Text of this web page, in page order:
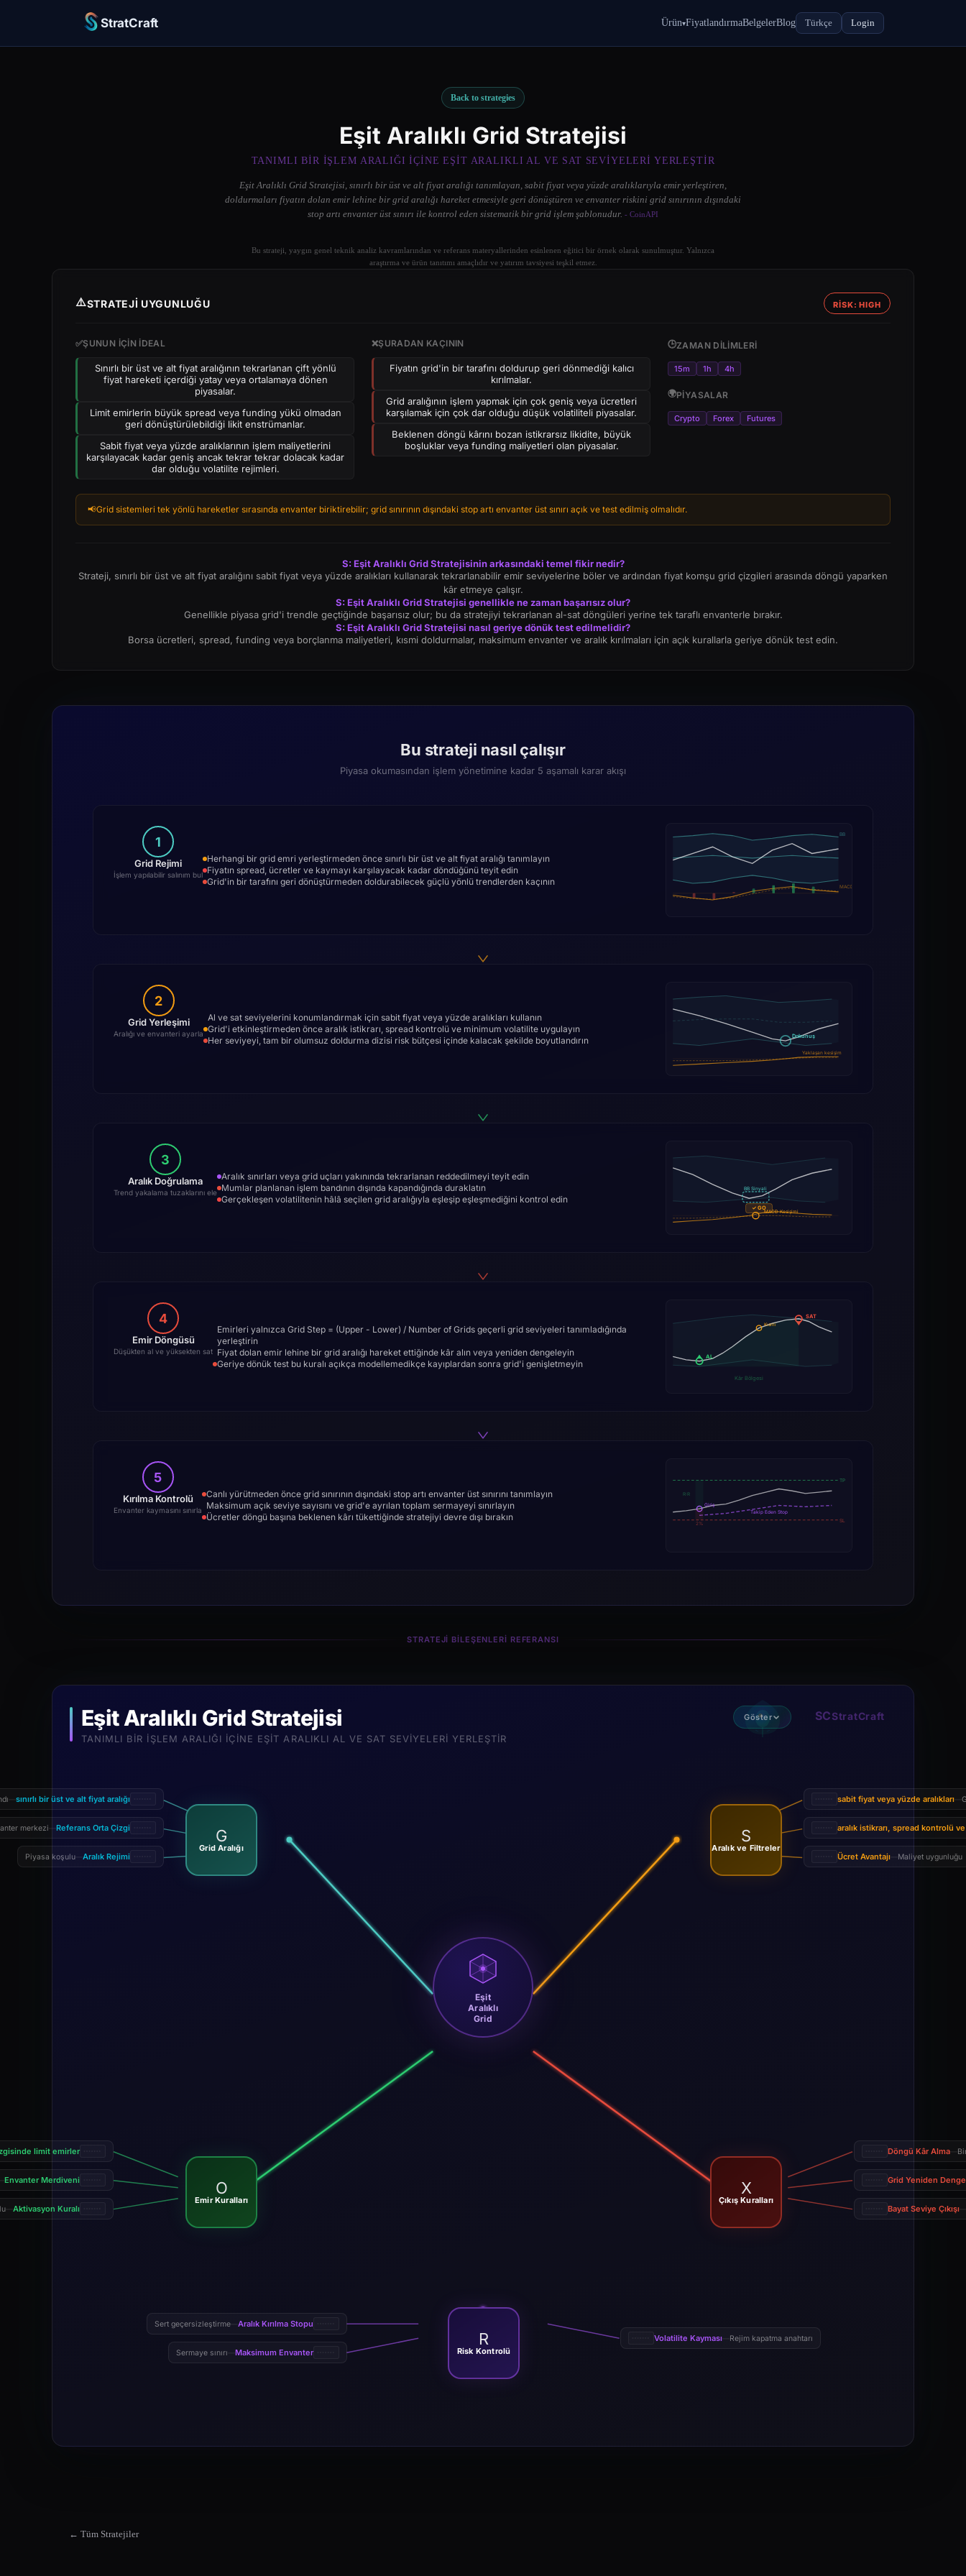
StratCraft Ürün▾FiyatlandırmaBelgelerBlog Türkçe Login
Back to strategies
Eşit Aralıklı Grid Stratejisi
TANIMLI BIR IŞLEM ARALIĞI IÇINE EŞIT ARALIKLI AL VE SAT SEVIYELERI YERLEŞTIR
Eşit Aralıklı Grid Stratejisi, sınırlı bir üst ve alt fiyat aralığı tanımlayan, sabit fiyat veya yüzde aralıklarıyla emir yerleştiren,
doldurmaları fiyatın dolan emir lehine bir grid aralığı hareket etmesiyle geri dönüştüren ve envanter riskini grid sınırının dışındaki
stop artı envanter üst sınırı ile kontrol eden sistematik bir grid işlem şablonudur. - CoinAPI
Bu strateji, yaygın genel teknik analiz kavramlarından ve referans materyallerinden esinlenen eğitici bir örnek olarak sunulmuştur. Yalnızca
araştırma ve ürün tanıtımı amaçlıdır ve yatırım tavsiyesi teşkil etmez.
⚠️STRATEJI UYGUNLUĞU RİSK: HIGH
✅ŞUNUN IÇIN IDEAL
Sınırlı bir üst ve alt fiyat aralığının tekrarlanan çift yönlü
fiyat hareketi içerdiği yatay veya ortalamaya dönen
piyasalar.
Limit emirlerin büyük spread veya funding yükü olmadan
geri dönüştürülebildiği likit enstrümanlar.
Sabit fiyat veya yüzde aralıklarının işlem maliyetlerini
karşılayacak kadar geniş ancak tekrar tekrar dolacak kadar
dar olduğu volatilite rejimleri.
❌ŞURADAN KAÇININ
Fiyatın grid'in bir tarafını doldurup geri dönmediği kalıcı
kırılmalar.
Grid aralığının işlem yapmak için çok geniş veya ücretleri
karşılamak için çok dar olduğu düşük volatiliteli piyasalar.
Beklenen döngü kârını bozan istikrarsız likidite, büyük
boşluklar veya funding maliyetleri olan piyasalar.
🕒ZAMAN DILIMLERI
15m 1h 4h
🌍PIYASALAR
Crypto Forex Futures
📢Grid sistemleri tek yönlü hareketler sırasında envanter biriktirebilir; grid sınırının dışındaki stop artı envanter üst sınırı açık ve test edilmiş olmalıdır.
S: Eşit Aralıklı Grid Stratejisinin arkasındaki temel fikir nedir?
Strateji, sınırlı bir üst ve alt fiyat aralığını sabit fiyat veya yüzde aralıkları kullanarak tekrarlanabilir emir seviyelerine böler ve ardından fiyat komşu grid çizgileri arasında döngü yaparken
kâr etmeye çalışır.
S: Eşit Aralıklı Grid Stratejisi genellikle ne zaman başarısız olur?
Genellikle piyasa grid'i trendle geçtiğinde başarısız olur; bu da stratejiyi tekrarlanan al-sat döngüleri yerine tek taraflı envanterle bırakır.
S: Eşit Aralıklı Grid Stratejisi nasıl geriye dönük test edilmelidir?
Borsa ücretleri, spread, funding veya borçlanma maliyetleri, kısmi doldurmalar, maksimum envanter ve aralık kırılmaları için açık kurallarla geriye dönük test edin.
Bu strateji nasıl çalışır
Piyasa okumasından işlem yönetimine kadar 5 aşamalı karar akışı
1
Grid Rejimi
İşlem yapılabilir salınım bul
Herhangi bir grid emri yerleştirmeden önce sınırlı bir üst ve alt fiyat aralığı tanımlayın
Fiyatın spread, ücretler ve kaymayı karşılayacak kadar döndüğünü teyit edin
Grid'in bir tarafını geri dönüştürmeden doldurabilecek güçlü yönlü trendlerden kaçının
BB
MACD
2
Grid Yerleşimi
Aralığı ve envanteri ayarla
Al ve sat seviyelerini konumlandırmak için sabit fiyat veya yüzde aralıkları kullanın
Grid'i etkinleştirmeden önce aralık istikrarı, spread kontrolü ve minimum volatilite uygulayın
Her seviyeyi, tam bir olumsuz doldurma dizisi risk bütçesi içinde kalacak şekilde boyutlandırın
Dokunuş
Yaklaşan kesişim
3
Aralık Doğrulama
Trend yakalama tuzaklarını ele
Aralık sınırları veya grid uçları yakınında tekrarlanan reddedilmeyi teyit edin
Mumlar planlanan işlem bandının dışında kapandığında duraklatın
Gerçekleşen volatilitenin hâlâ seçilen grid aralığıyla eşleşip eşleşmediğini kontrol edin
BB Sinyali
MACD Kesişimi
✓ GO
4
Emir Döngüsü
Düşükten al ve yüksekten sat
Emirleri yalnızca Grid Step = (Upper - Lower) / Number of Grids geçerli grid seviyeleri tanımladığında
yerleştirin
Fiyat dolan emir lehine bir grid aralığı hareket ettiğinde kâr alın veya yeniden dengeleyin
Geriye dönük test bu kuralı açıkça modellemedikçe kayıplardan sonra grid'i genişletmeyin
AL
Kısmi
SAT
Kâr Bölgesi
5
Kırılma Kontrolü
Envanter kaymasını sınırla
Canlı yürütmeden önce grid sınırının dışındaki stop artı envanter üst sınırını tanımlayın
Maksimum açık seviye sayısını ve grid'e ayrılan toplam sermayeyi sınırlayın
Ücretler döngü başına beklenen kârı tükettiğinde stratejiyi devre dışı bırakın
Giriş
SL
TP
Takip Eden Stop
2%
R:R
STRATEJI BILEŞENLERI REFERANSI
Eşit Aralıklı Grid Stratejisi
TANIMLI BIR IŞLEM ARALIĞI IÇINE EŞIT ARALIKLI AL VE SAT SEVIYELERI YERLEŞTIR
Eşit
Aralıklı
Grid
SCStratCraft
Göster
G
Grid Aralığı
sınırlı bir üst ve alt fiyat aralığı
Referans Orta Çizgi
merkezi
Aralık Rejimi
Piyasa koşulu
S
Aralık ve Filtreler
sabit fiyat veya yüzde aralıkları
aralık istikrarı, spread kontrolü
Ücret Avantajı Maliyet uygunluğu
O
Emir Kuralları
limit emirler
Envanter Merdiveni
Aktivasyon Kuralı
X
Çıkış Kuralları
Döngü Kâr Alma
Grid Yeniden
Bayat Seviye Çıkışı
R
Risk Kontrolü
Aralık Kırılma Stopu
Sert geçersizleştirme
Maksimum Envanter
Sermaye sınırı
Volatilite Kayması Rejim kapatma anahtarı
← Tüm Stratejiler